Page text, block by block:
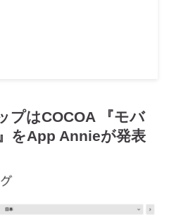
プはCOCOA 『モバ
をApp Annieが発表